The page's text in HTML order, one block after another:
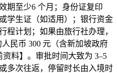
期至少6 个月；身份证复印
学生证（如适用）；银行资金
程计划；如果由旅行社办理，
民币 300 元（含新加坡政府
料】。审批时间大致为 3–5
多次往返，停留时长由入境时